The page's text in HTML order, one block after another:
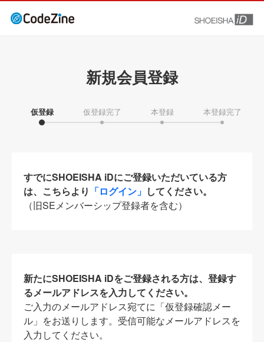
新規会員登録
仮登録 仮登録完了 本登録 本登録完了
すでにSHOEISHA iDにご登録いただいている方
は、こちらより 「ログイン」 してください。
（旧SEメンバーシップ登録者を含む）
新たにSHOEISHA iDをご登録される方は、登録す
るメールアドレスを入力してください。
ご入力のメールアドレス宛てに「仮登録確認メー
ル」をお送りします。受信可能なメールアドレスを
入力してください。